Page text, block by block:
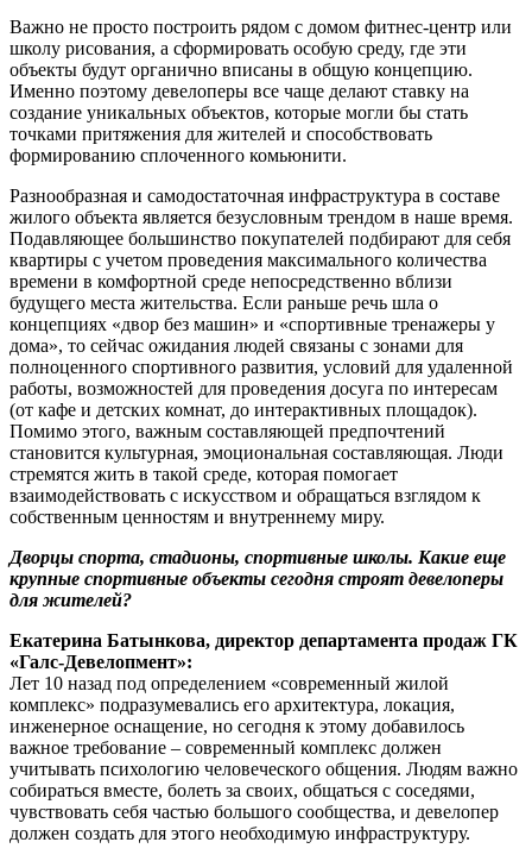
Важно не просто построить рядом с домом фитнес-центр или
школу рисования, а сформировать особую среду, где эти
объекты будут органично вписаны в общую концепцию.
Именно поэтому девелоперы все чаще делают ставку на
создание уникальных объектов, которые могли бы стать
точками притяжения для жителей и способствовать
формированию сплоченного комьюнити.
Разнообразная и самодостаточная инфраструктура в составе
жилого объекта является безусловным трендом в наше время.
Подавляющее большинство покупателей подбирают для себя
квартиры с учетом проведения максимального количества
времени в комфортной среде непосредственно вблизи
будущего места жительства. Если раньше речь шла о
концепциях «двор без машин» и «спортивные тренажеры у
дома», то сейчас ожидания людей связаны с зонами для
полноценного спортивного развития, условий для удаленной
работы, возможностей для проведения досуга по интересам
(от кафе и детских комнат, до интерактивных площадок).
Помимо этого, важным составляющей предпочтений
становится культурная, эмоциональная составляющая. Люди
стремятся жить в такой среде, которая помогает
взаимодействовать с искусством и обращаться взглядом к
собственным ценностям и внутреннему миру.
Дворцы спорта, стадионы, спортивные школы. Какие еще
крупные спортивные объекты сегодня строят девелоперы
для жителей?
Екатерина Батынкова, директор департамента продаж ГК
«Галс-Девелопмент»:
Лет 10 назад под определением «современный жилой
комплекс» подразумевались его архитектура, локация,
инженерное оснащение, но сегодня к этому добавилось
важное требование – современный комплекс должен
учитывать психологию человеческого общения. Людям важно
собираться вместе, болеть за своих, общаться с соседями,
чувствовать себя частью большого сообщества, и девелопер
должен создать для этого необходимую инфраструктуру.